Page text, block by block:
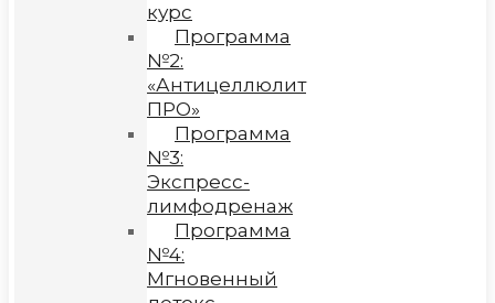
курс
Программа
№2:
«Антицеллюлит
ПРО»
Программа
№3:
Экспресс-
лимфодренаж
Программа
№4:
Мгновенный